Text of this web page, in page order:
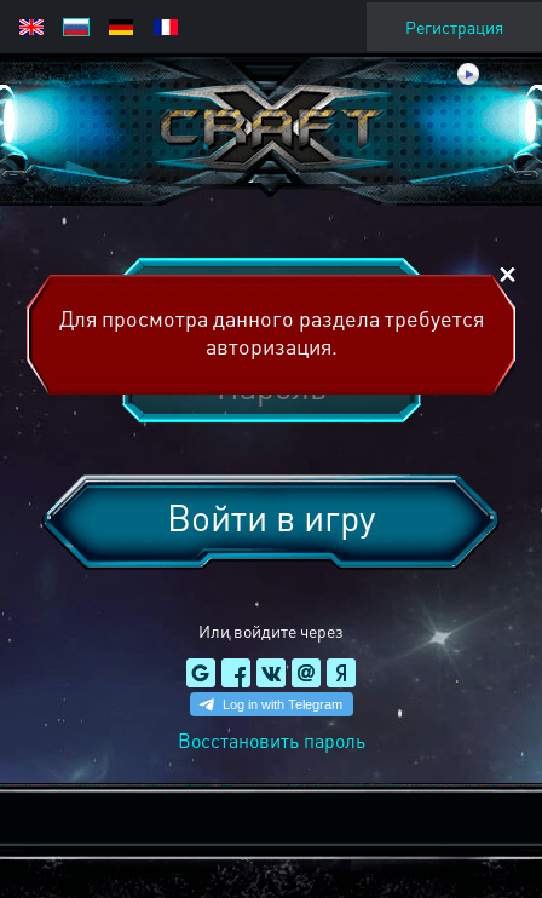
Регистрация
Или войдите через
Войти в игру
Восстановить пароль
Для просмотра данного раздела требуется
авторизация.